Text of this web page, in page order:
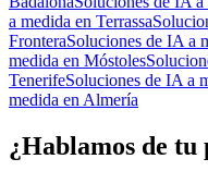
a medida en Terrassa
FronteraSoluciones de IA a
medida en Móstoles
TenerifeSoluciones de IA a
medida en Almería
¿Hablamos de tu